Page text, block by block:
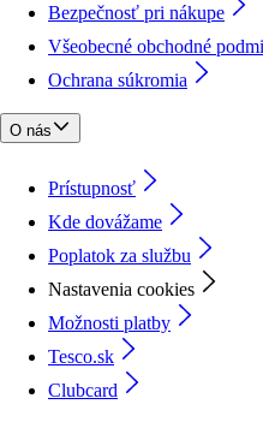
Bezpečnosť pri nákupe
Všeobecné obchodné
Ochrana súkromia
O nás
Prístupnosť
Kde dovážame
Poplatok za službu
Nastavenia cookies
Možnosti platby
Tesco.sk
Clubcard